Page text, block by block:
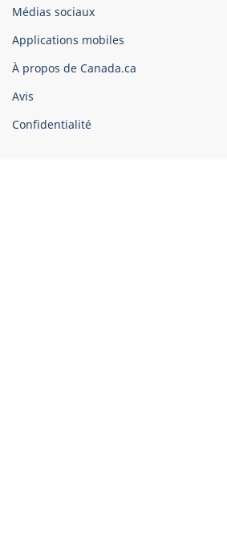
Organisation
gouvernement
du
Canada
Médias sociaux
Applications mobiles
À propos de Canada.ca
Avis
Confidentialité